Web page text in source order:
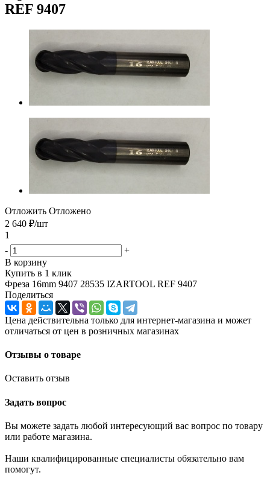
REF 9407
Отложить Отложено
2 640 ₽/шт
1
-
+
В корзину
Купить в 1 клик
Фреза 16mm 9407 28535 IZARTOOL REF 9407
Поделиться
Цена действительна только для интернет-магазина и может
отличаться от цен в розничных магазинах
Отзывы о товаре
Оставить отзыв
Задать вопрос
Вы можете задать любой интересующий вас вопрос по товару
или работе магазина.
Наши квалифицированные специалисты обязательно вам
помогут.